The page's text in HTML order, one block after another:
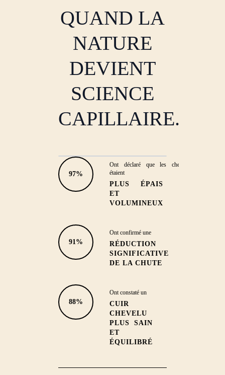
QUAND LA
NATURE
DEVIENT
SCIENCE
CAPILLAIRE.
EFFICACITÉ DÉMONTRÉE
CHEVEUX PLUS FORTS
ET PLUS RÉSISTANTS
chute a diminué de moitié.'
97%
Ont déclaré que les cheveux
étaient
PLUS ÉPAIS
ET
VOLUMINEUX
91%
Ont confirmé une
RÉDUCTION
SIGNIFICATIVE
DE LA CHUTE
88%
Ont constaté un
CUIR
CHEVELU
PLUS SAIN
ET
ÉQUILIBRÉ